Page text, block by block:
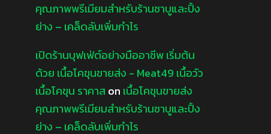
คุณภาพพรีเมียมสำหรับร้านชาบูและปิ้ง
ย่าง – เคล็ดลับเพิ่มกำไร
เปิดร้านบุฟเฟ่ต์อย่างมืออาชีพ เริ่มต้น
ด้วย เนื้อโคขุนขายส่ง - Meat49 เนื้อวัว
เนื้อโคขุน ราคาส on เนื้อโคขุนขายส่ง
คุณภาพพรีเมียมสำหรับร้านชาบูและปิ้ง
ย่าง – เคล็ดลับเพิ่มกำไร